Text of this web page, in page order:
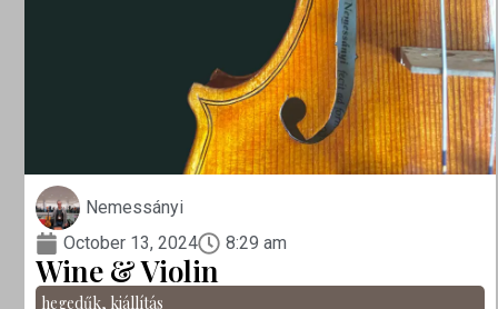
Nemessányi
October 13, 2024
8:29 am
Wine & Violin
hegedűk, kiállítás